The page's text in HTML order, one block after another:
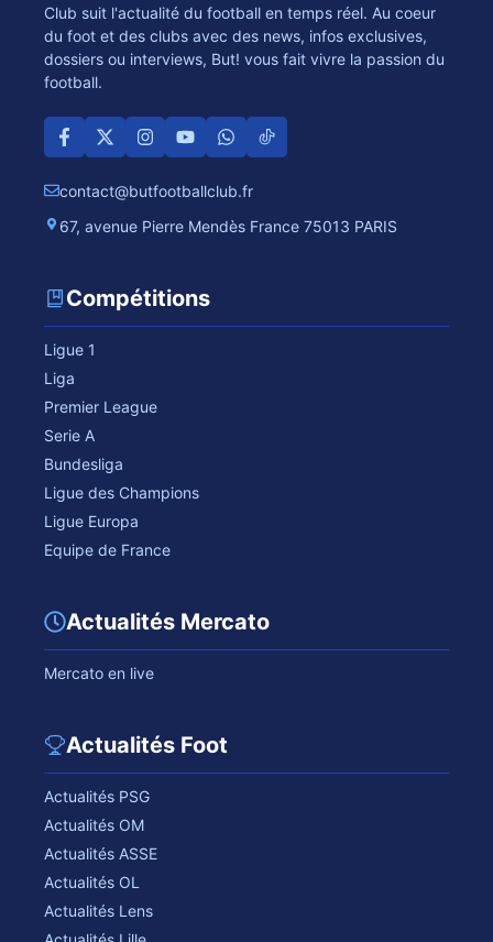
Club suit l'actualité du football en temps réel. Au coeur
du foot et des clubs avec des news, infos exclusives,
dossiers ou interviews, But! vous fait vivre la passion du
football.
contact@butfootballclub.fr
67, avenue Pierre Mendès France 75013 PARIS
Compétitions
Ligue 1
Liga
Premier League
Serie A
Bundesliga
Ligue des Champions
Ligue Europa
Equipe de France
Actualités Mercato
Mercato en live
Actualités Foot
Actualités PSG
Actualités OM
Actualités ASSE
Actualités OL
Actualités Lens